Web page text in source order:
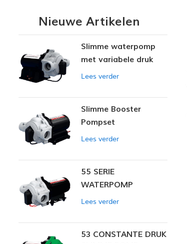
Nieuwe Artikelen
Slimme waterpomp
met variabele druk
Lees verder
Slimme Booster
Pompset
Lees verder
55 SERIE
WATERPOMP
Lees verder
53 CONSTANTE DRUK